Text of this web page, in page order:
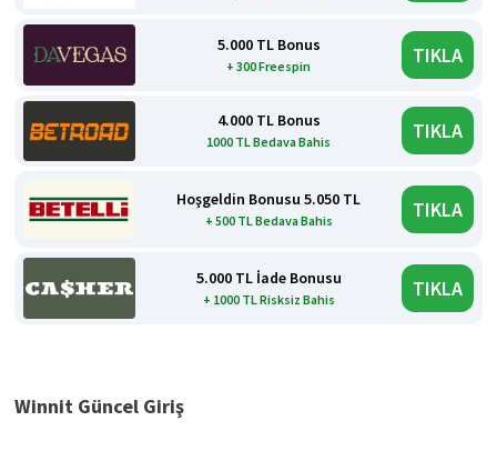
5.000 TL Bonus
+ 300 Freespin TIKLA
4.000 TL Bonus
1000 TL Bedava Bahis TIKLA
Hoşgeldin Bonusu 5.050 TL
+ 500 TL Bedava Bahis TIKLA
5.000 TL İade Bonusu
+ 1000 TL Risksiz Bahis TIKLA
Winnit Güncel Giriş